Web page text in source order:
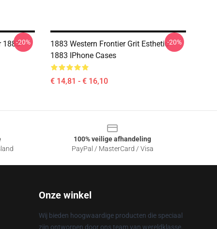
1883-20%
1883 Western Frontier Grit Esthetic
1883 IPhone Cases
€ 14,81 - € 16,10
-20%
100% veilige afhandeling
PayPal / MasterCard / Visa
Onze winkel
Wij bieden hoogwaardige producten die speciaal
zijn ontworpen door ons team van wereldklasse.